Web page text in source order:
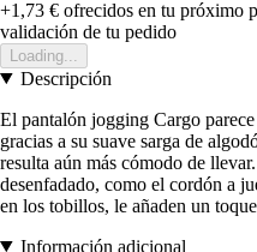
+1,73 € ofrecidos en tu próximo
validación de tu pedido
Loading...
Descripción
El pantalón jogging Cargo
gracias a su suave sarga de
resulta aún más cómodo de
desenfadado, como el cordón a
en los tobillos, le añaden un
Información adicional